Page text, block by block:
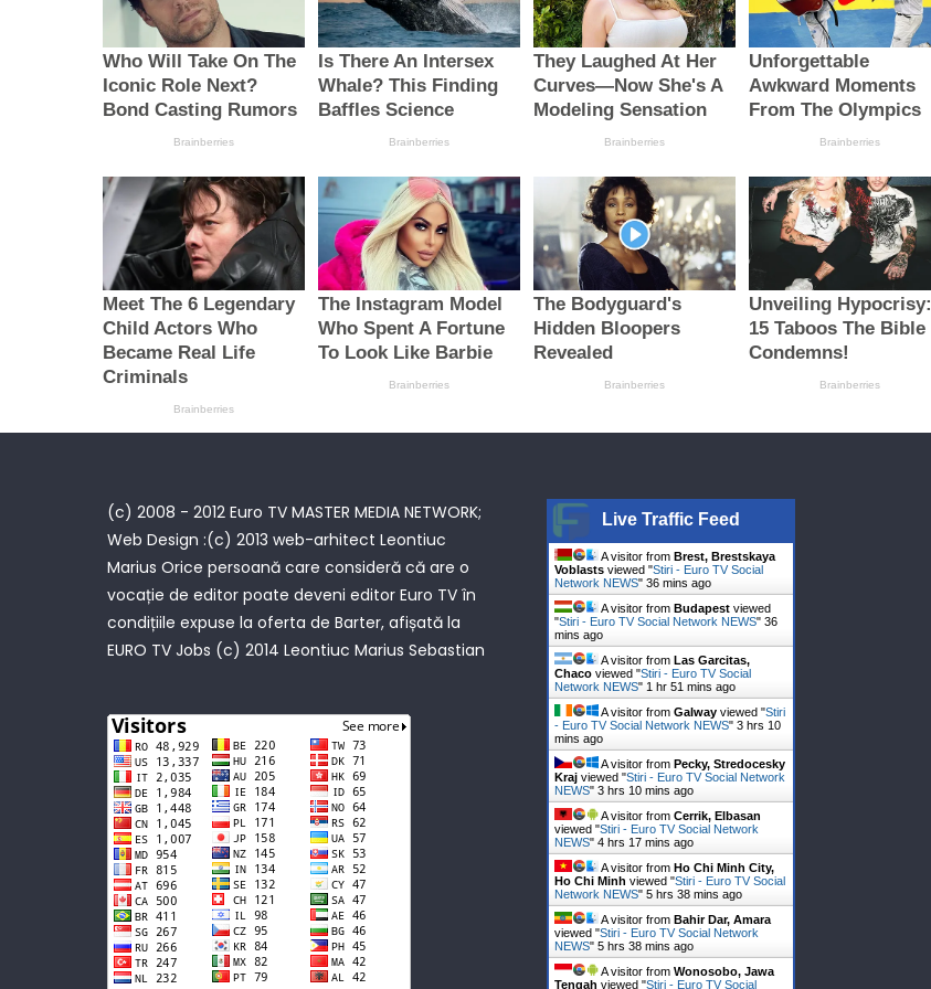
(c) 2008 - 2012 Euro TV MASTER MEDIA NETWORK;
Web Design :(c) 2013 web-arhitect Leontiuc
Marius Orice persoană care consideră că are o
vocație de editor poate deveni editor Euro TV în
condițiile expuse la oferta de Barter, afișată la
EURO TV Jobs (c) 2014 Leontiuc Marius Sebastian
Live Traffic Feed
A visitor fromBrest, Brestskaya
Voblasts viewed "Stiri - Euro TV Social
Network NEWS"36 mins ago
A visitor fromBudapest viewed
"Stiri - Euro TV Social Network NEWS"36
mins ago
A visitor fromLas Garcitas,
Chaco viewed "Stiri - Euro TV Social
Network NEWS" 1 hr 51 mins ago
A visitor fromGalway viewed "Stiri
- Euro TV Social Network NEWS"3 hrs 10
mins ago
A visitor fromPecky, Stredocesky
Kraj viewed "Stiri - Euro TV Social Network
NEWS"3 hrs 10 mins ago
A visitor fromCerrik, Elbasan
viewed "Stiri - Euro TV Social Network
NEWS"4 hrs 17 mins ago
A visitor fromHo Chi Minh City,
Ho Chi Minh viewed "Stiri - Euro TV Social
Network NEWS"5 hrs 38 mins ago
A visitor fromBahir Dar, Amara
viewed "Stiri - Euro TV Social Network
NEWS"5 hrs 38 mins ago
A visitor fromWonosobo, Jawa
Tengah viewed "Stiri - Euro TV Social